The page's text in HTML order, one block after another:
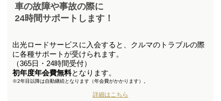
車の故障や事故の際に
24時間サポートします！
出光ロードサービスに入会すると、クルマのトラブルの際
に各種サポートが受けられます。
（365日・24時間受付）
初年度年会費無料となります。
※2年目以降は自動継続となります（年会費がかかります）。
詳細はこちら